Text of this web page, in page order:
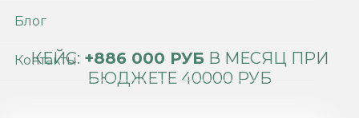
Блог
Контакты
КЕЙС: +886 000 РУБ В МЕСЯЦ ПРИ
БЮДЖЕТЕ 40000 РУБ